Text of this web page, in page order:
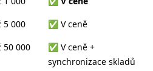
5 000
✅ V ceně
50 000
✅ V ceně +
synchronizace skladů